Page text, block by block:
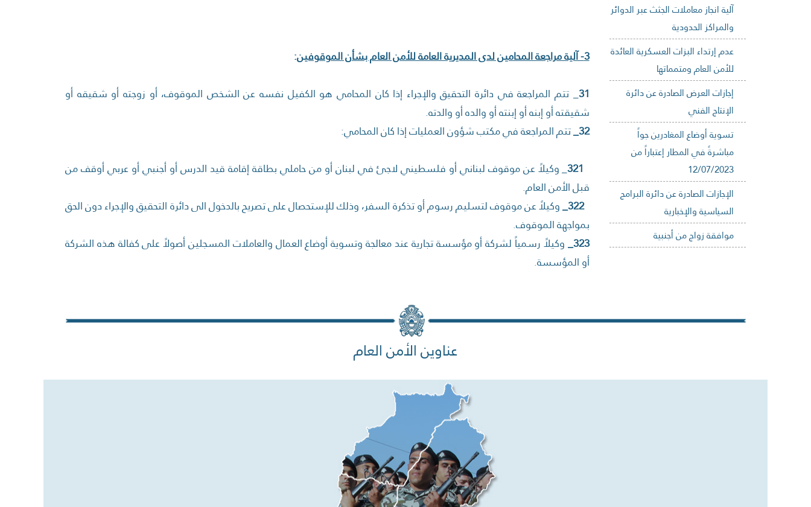
آلية انجاز معاملات الجثث عبر الدوائر
والمراكز الحدودية
عدم إرتداء البزات العسكرية العائدة
للأمن العام ومتمماتها
إجازات العرض الصادرة عن دائرة
الإنتاج الفني
تسوية أوضاع المغادرين جواً
مباشرةً في المطار إعتباراً من
12/07/2023
الإجازات الصادرة عن دائرة البرامج
السياسية والإخبارية
موافقة زواج من أجنبية
3- آلية مراجعة المحامين لدى المديرية العامة للأمن العام بشأن الموقوفين
:
31_ تتم المراجعة في دائرة التحقيق والإجراء إذا كان المحامي هو الكفيل نفسه عن الشخص الموقوف، أو زوجته أو شقيقه أو
شقيقته أو إبنه أو إبنته أو والده أو والدته.
32_ تتم المراجعة في مكتب شؤون العمليات إذا كان المحامي:
_ وكيلاً عن موقوف لبناني أو فلسطيني لاجئ في لبنان أو من حاملي بطاقة إقامة قيد الدرس أو أجنبي أو عربي أوقف من
قبل الأمن العام.
322_
وكيلاً عن موقوف لتسليم رسوم أو تذكرة السفر، وذلك للإستحصال على تصريح بالدخول الى دائرة التحقيق والإجراء دون الحق
بمواجهة الموقوف.
323_ وكيلاً رسمياً لشركة أو مؤسسة تجارية عند معالجة وتسوية أوضاع العمال والعاملات المسجلين أصولاً على كفالة هذه الشركة
أو المؤسسة.
عناوين الأمن العام